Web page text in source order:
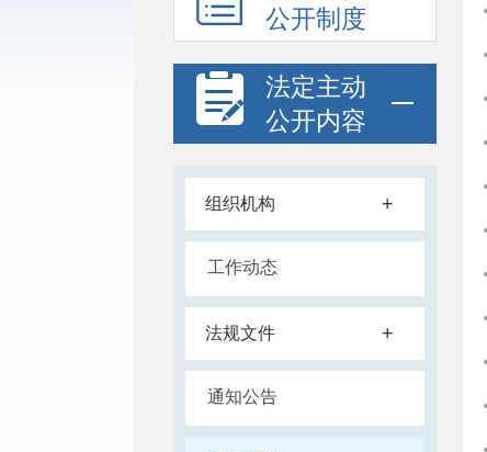
公开制度
法定主动
公开内容
组织机构 +
工作动态
法规文件 +
通知公告